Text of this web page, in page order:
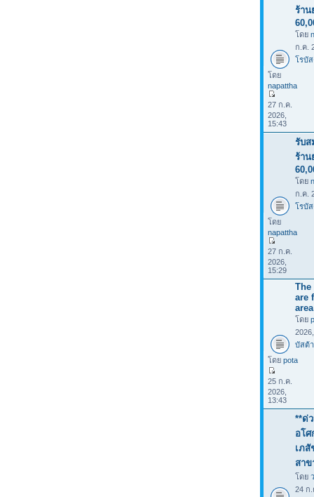
ร้าน
โดย
ก.ค.
โรบั
โดย
napattha
27 ก.ค.
2026,
15:43
รับส
ร้าน
โดย
ก.ค.
โรบั
โดย
napattha
27 ก.ค.
2026,
15:29
are
area
โดย
บัสต้า
โดย pota
25 ก.ค.
2026,
13:43
**ด่
อโ
เภสั
สาข
โดย
24 ก.